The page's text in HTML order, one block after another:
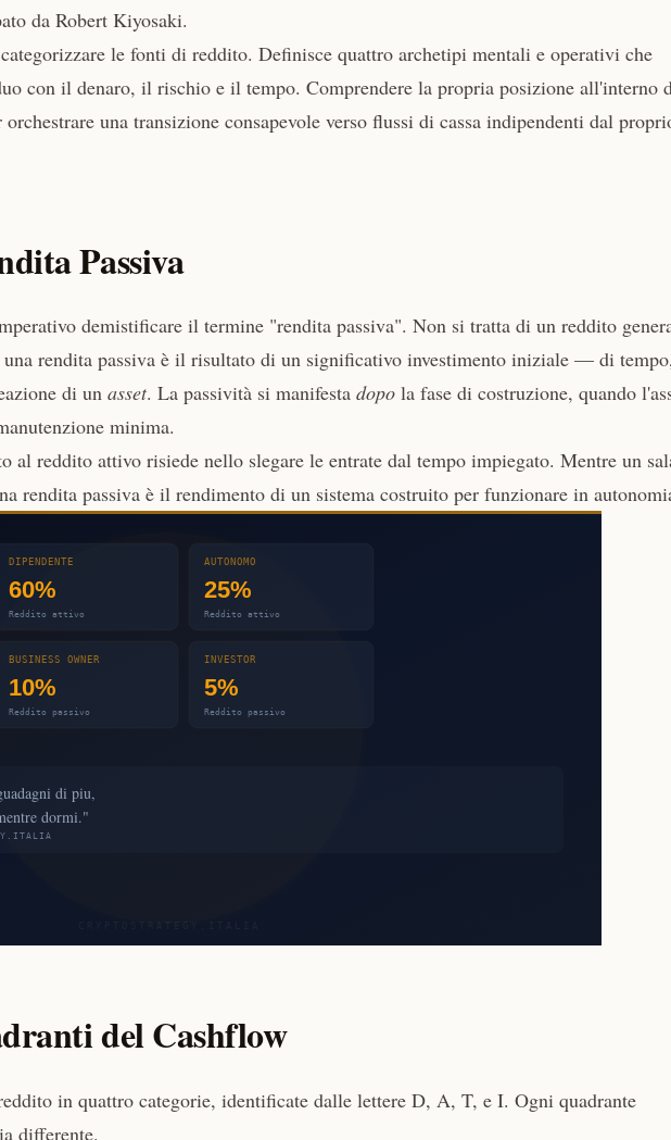
da Robert Kiyosaki.
le fonti di reddito. Definisce quattro archetipi mentali e operativi che
con il denaro, il rischio e il tempo. Comprendere la propria posizione all'interno
una transizione consapevole verso flussi di cassa indipendenti dal
Passiva
demistificare il termine "rendita passiva". Non si tratta di un reddito
rendita passiva è il risultato di un significativo investimento iniziale — di
di un asset. La passività si manifesta dopo la fase di costruzione, quando
minima.
al reddito attivo risiede nello slegare le entrate dal tempo impiegato. Mentre un
rendita passiva è il rendimento di un sistema costruito per funzionare in
del Cashflow
in quattro categorie, identificate dalle lettere D, A, T, e I. Ogni quadrante
differente.